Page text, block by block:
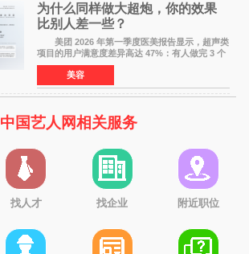
为什么同样做大超炮，你的效果
比别人差一些？
美团 2026 年第一季度医美报告显示，超声类
项目的用户满意度差异高达 47%：有人做完 3 个
月下颌线清晰可见，有人却觉得 花了钱没效果。
同样是大超炮治疗，为什么效果天差地别？本文
结合
美容
中国艺人网相关服务
找人才 找企业 附近职位